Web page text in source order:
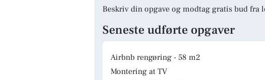
Beskriv din opgave og modtag gratis bud fra
Seneste udførte opgaver
Airbnb rengøring - 58 m2
Montering at TV